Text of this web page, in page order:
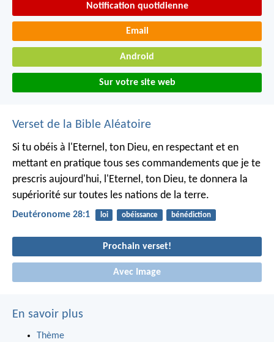
Notification quotidienne
Email
Android
Sur votre site web
Verset de la Bible Aléatoire
Si tu obéis à l'Eternel, ton Dieu, en respectant et en
mettant en pratique tous ses commandements que je te
prescris aujourd'hui, l'Eternel, ton Dieu, te donnera la
supériorité sur toutes les nations de la terre.
Deutéronome 28:1 loi obéissance bénédiction
Prochain verset!
Avec Image
En savoir plus
Thème